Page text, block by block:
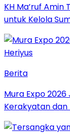
KH Ma’ruf Amin
untuk Kelola
Berita
Mura Expo
Kerakyatan dan